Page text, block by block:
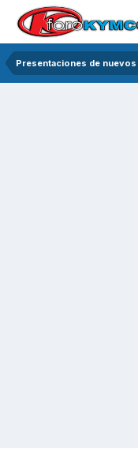
Presentaciones de